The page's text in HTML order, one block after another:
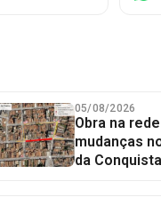
05/08/2026
Obra na
mudanças
da Conquista